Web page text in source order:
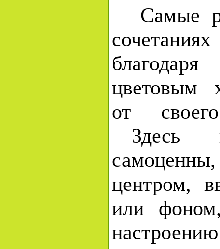
Самые
цветовым
от
Здесь
центром,
или